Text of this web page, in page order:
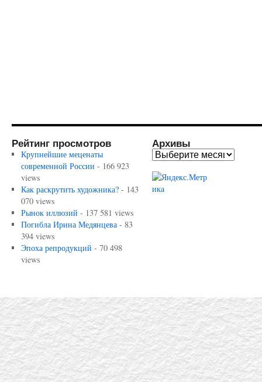
Рейтинг просмотров
Крупнейшие меценаты
современной России - 166 923
views
Как раскрутить художника?- 143
070 views
Рынок иллюзий - 137 581 views
Погибла Ирина Медянцева- 83
394 views
Эпоха репродукций - 70 498
views
Архивы